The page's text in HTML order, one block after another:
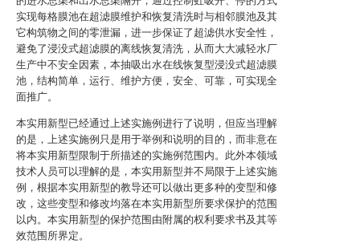
实现每格膜池在超滤膜维护和恢复清洗时与相邻膜池及其
它构筑物之间的零泄漏，进一步保证了超滤供水安全性，
避免了浸没式超滤膜的离线恢复清洗，从而大大减轻水厂
生产中不安全因素，本抽吸出水在线恢复型浸没式超滤膜
池，结构简单，运行、维护方便，安全、可靠，可实现全
面推广。
本实用新型已经通过上述实施例进行了说明，但应当理解
的是，上述实施例只是用于举例和说明的目的，而非意在
将本实用新型限制于所描述的实施例范围内。此外本领域
技术人员可以理解的是，本实用新型并不局限于上述实施
例，根据本实用新型的教导还可以做出更多种的变型和修
改，这些变型和修改均落在本实用新型所要求保护的范围
以内。本实用新型的保护范围由附属的权利要求书及其等
效范围所界定。